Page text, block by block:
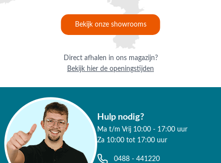
Bekijk onze showrooms
Direct afhalen in ons magazijn?
Bekijk hier de openingstijden
Hulp nodig?
Ma t/m Vrij 10:00 - 17:00 uur
Za 10:00 tot 17:00 uur
0488 - 441220